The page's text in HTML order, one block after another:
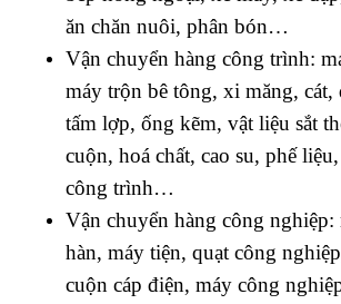
ăn chăn nuôi, phân bón…
Vận chuyển hàng công trình:
máy trộn bê tông, xi măng, cát,
tấm lợp, ống kẽm, vật liệu sắt
cuộn, hoá chất, cao su, phế
công trình…
Vận chuyển hàng công nghiệp:
hàn, máy tiện, quạt công
cuộn cáp điện, máy công